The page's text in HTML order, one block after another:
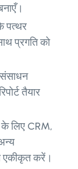
पत्थर
प्रगति को
तैयार
के लिए CRM,
एकीकृत करें।